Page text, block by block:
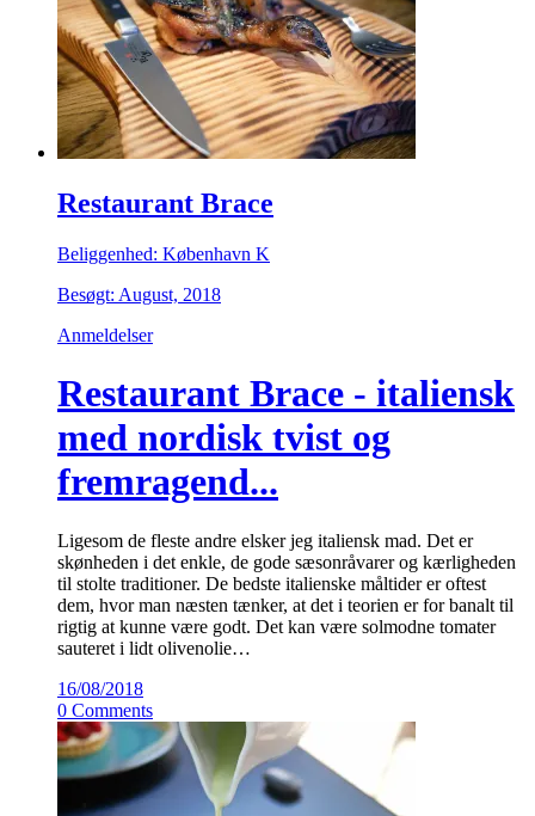
Restaurant Brace
Beliggenhed: København K
Besøgt: August, 2018
Anmeldelser
Restaurant Brace - italiensk
med nordisk tvist og
fremragend...
Ligesom de fleste andre elsker jeg italiensk mad. Det er
skønheden i det enkle, de gode sæsonråvarer og kærligheden
til stolte traditioner. De bedste italienske måltider er oftest
dem, hvor man næsten tænker, at det i teorien er for banalt til
rigtig at kunne være godt. Det kan være solmodne tomater
sauteret i lidt olivenolie…
16/08/2018
0 Comments